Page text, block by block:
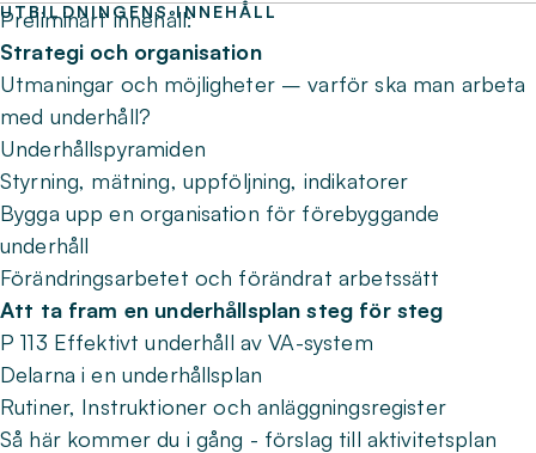
UTBILDNINGENS INNEHÅLL
Preliminärt innehåll:
Strategi och organisation
Utmaningar och möjligheter – varför ska man arbeta
med underhåll?
Underhållspyramiden
Styrning, mätning, uppföljning, indikatorer
Bygga upp en organisation för förebyggande
underhåll
Förändringsarbetet och förändrat arbetssätt
Att ta fram en underhållsplan steg för steg
P 113 Effektivt underhåll av VA-system
Delarna i en underhållsplan
Rutiner, Instruktioner och anläggningsregister
Så här kommer du i gång - förslag till aktivitetsplan